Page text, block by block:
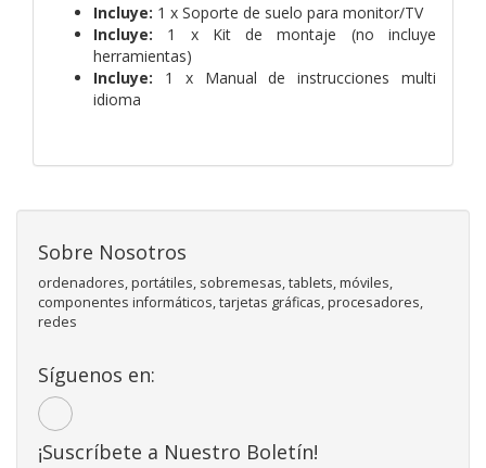
Incluye: 1 x Soporte de suelo para monitor/TV
Incluye: 1 x Kit de montaje (no incluye
herramientas)
Incluye: 1 x Manual de instrucciones multi
idioma
Sobre Nosotros
ordenadores, portátiles, sobremesas, tablets, móviles,
componentes informáticos, tarjetas gráficas, procesadores,
redes
Síguenos en:
¡Suscríbete a Nuestro Boletín!